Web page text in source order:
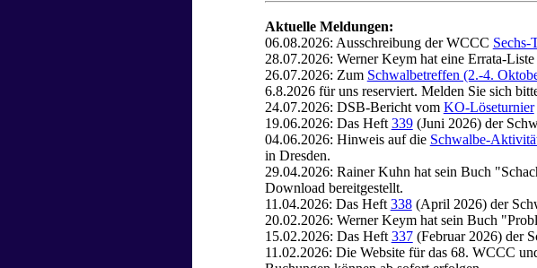
Aktuelle Meldungen:
06.08.2026: Ausschreibung der WCCC Sechs-
28.07.2026: Werner Keym hat eine Errata-
26.07.2026: Zum Schwalbetreffen (2.-4.
6.8.2026 für uns reserviert. Melden Sie sich
24.07.2026: DSB-Bericht vom KO-Löseturnier
19.06.2026: Das Heft 339(Juni 2026) der
04.06.2026: Hinweis auf die Schwalbe-
in Dresden.
29.04.2026: Rainer Kuhn hat sein Buch
Download bereitgestellt.
11.04.2026: Das Heft 338(April 2026) der
20.02.2026: Werner Keym hat sein Buch
15.02.2026: Das Heft 337(Februar 2026) der
11.02.2026: Die Website für das 68. WCCC